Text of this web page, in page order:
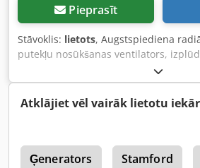
Pieprasīt
Stāvoklis: lietots, Augstspiediena
putekļu nosūkšanas ventilators,
metināšanas dūmu nosūkšana,
spiediena ventilators, vakuuma
0,37 kW - Veiktspējas dati: nav
Aazjkr - Ieplūdes pieslēgums: Ø 65
pieslēgums: Ø 60 mm - Izmēri: 510/
49 kg
Atklājiet vēl vairāk lietotu
Ģenerators Stamford